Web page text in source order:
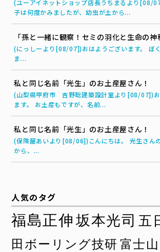
(ユーアイネットショップ店長うちまるより[08/
子は何度かみましたが、幼虫が土から...
「孫と一緒に観察！セミの羽化と生命の神
(にっしーより[08/07])おはようございます。 ぼ
ま...
私と同じ名前「光生」のお土産屋さん！
(山梨県甲府市 吉野聡建築設計室より[08/07])
ます。 お土産もですが、名前...
私と同じ名前「光生」のお土産屋さん！
(保険屋あいより[08/06])こんにちは。 光生さん
から、...
人気のタグ
福島正伸 坂本光司 五
田ボーリング技研 富士山